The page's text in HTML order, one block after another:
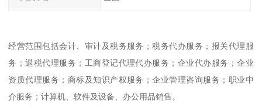
经营范围包括会计、审计及税务服务；税务代办服务；报关代理服
务；退税代理服务；工商登记代理代办服务；企业代办服务；企业
资质代理服务；商标及知识产权服务；企业管理咨询服务；职业中
介服务；计算机、软件及设备、办公用品销售。